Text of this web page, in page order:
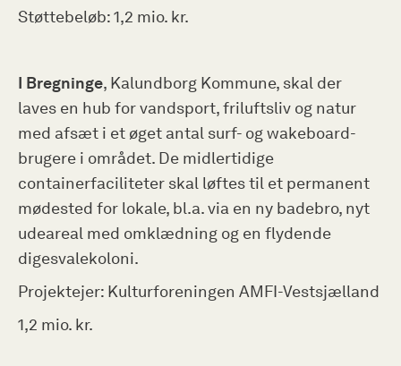
Støttebeløb: 1,2 mio. kr.
I Bregninge, Kalundborg Kommune, skal der
laves en hub for vandsport, friluftsliv og natur
med afsæt i et øget antal surf- og wakeboard-
brugere i området. De midlertidige
containerfaciliteter skal løftes til et permanent
mødested for lokale, bl.a. via en ny badebro, nyt
udeareal med omklædning og en flydende
digesvalekoloni.
Projektejer: Kulturforeningen AMFI-Vestsjælland
1,2 mio. kr.